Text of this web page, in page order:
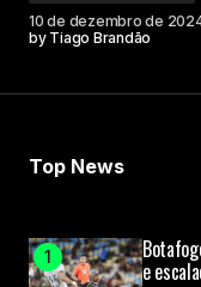
10 de dezembro de
by Tiago Brandão
Top News
e